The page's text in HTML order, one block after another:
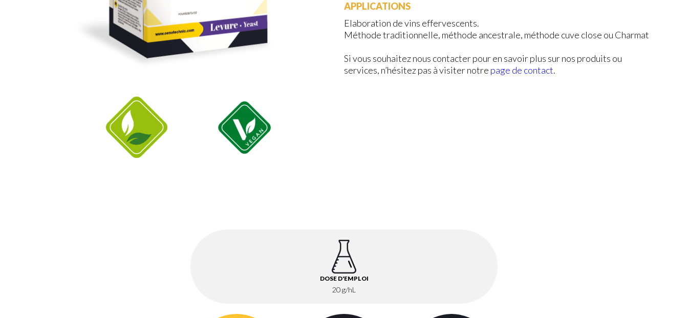
APPLICATIONS
Elaboration de vins effervescents.
Méthode traditionnelle, méthode ancestrale, méthode cuve close ou Charmat
Si vous souhaitez nous contacter pour en savoir plus sur nos produits ou
services, n’hésitez pas à visiter notre page de contact.
DOSE D'EMPLOI
20 g/hL